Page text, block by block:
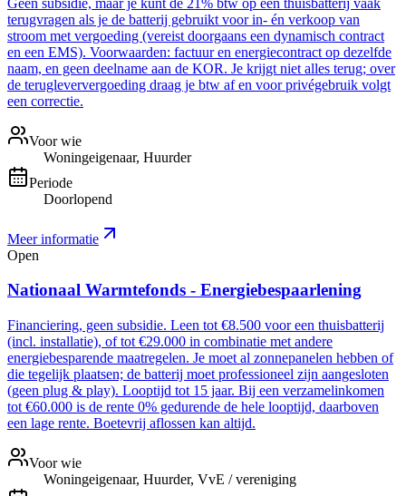
terugvragen als je de batterij gebruikt voor in- én verkoop van
stroom met vergoeding (vereist doorgaans een dynamisch contract
en een EMS). Voorwaarden: factuur en energiecontract op dezelfde
naam, en geen deelname aan de KOR. Je krijgt niet alles terug; over
de terugleververgoeding draag je btw af en voor privégebruik volgt
een correctie.
Voor wie
Woningeigenaar, Huurder
Periode
Doorlopend
Meer informatie
Open
Nationaal Warmtefonds - Energiebespaarlening
Financiering, geen subsidie. Leen tot €8.500 voor een thuisbatterij
(incl. installatie), of tot €29.000 in combinatie met andere
energiebesparende maatregelen. Je moet al zonnepanelen hebben of
die tegelijk plaatsen; de batterij moet professioneel zijn aangesloten
(geen plug & play). Looptijd tot 15 jaar. Bij een verzamelinkomen
tot €60.000 is de rente 0% gedurende de hele looptijd, daarboven
een lage rente. Boetevrij aflossen kan altijd.
Voor wie
Woningeigenaar, Huurder, VvE / vereniging